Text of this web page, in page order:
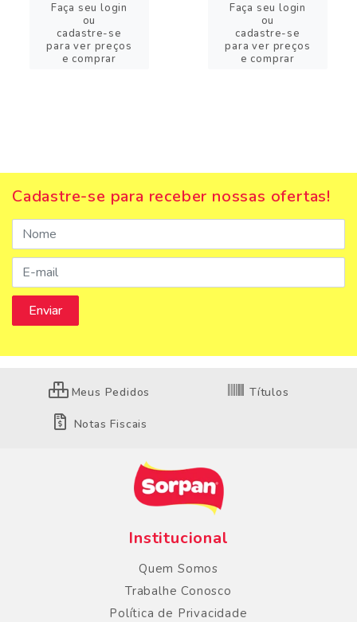
Faça seu login
ou
cadastre-se
para ver preços
e comprar
Faça seu login
ou
cadastre-se
para ver preços
e comprar
Cadastre-se para receber nossas ofertas!
Meus Pedidos Títulos
Notas Fiscais
Institucional
Quem Somos
Trabalhe Conosco
Política de Privacidade